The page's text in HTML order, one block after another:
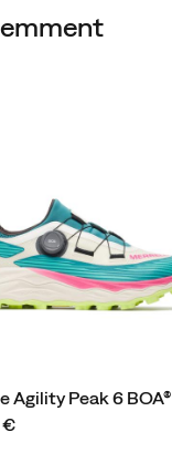
Agility Peak 6 BOA®
€